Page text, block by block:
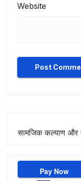
Website
सामजिक कल्याण